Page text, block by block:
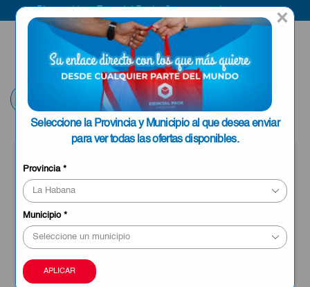
×
Seleccione la Provincia y Municipio al que desea enviar
para ver todas las ofertas disponibles.
Provincia*
Municipio*
APLICAR
ENVIAR A LA
HABANA